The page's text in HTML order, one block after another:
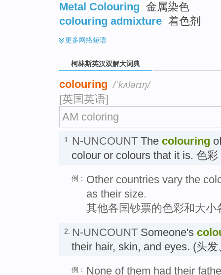
Metal Colouring 金属染色
colouring admixture 着色剂
更多网络短语
柯林斯英汉双解大词典
colouring /ˈkʌlərɪŋ/
[英国英语]
AM coloring
1. N-UNCOUNT The colouring
colour or colours that it is. 色彩
例： Other countries vary the
as their size.
其他各国钞票的色彩和大小
2. N-UNCOUNT Someone's
their hair, skin, and eyes. (头
例： None of them had their